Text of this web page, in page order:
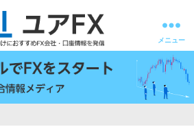
ユ
ア
FX
メニュー